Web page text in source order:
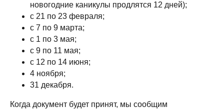
новогодние каникулы продлятся 12 дней);
с 21 по 23 февраля;
с 7 по 9 марта;
с 1 по 3 мая;
с 9 по 11 мая;
с 12 по 14 июня;
4 ноября;
31 декабря.
Когда документ будет принят, мы сообщим